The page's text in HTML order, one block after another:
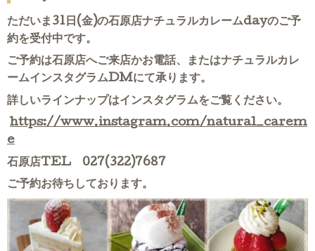
ただいま31日(金)の石原店ナチュラルカレームdayのご予
約を受付中です。
ご予約は石原店へご来店かお電話、またはナチュラルカレ
ームインスタグラムDMにて承ります。
詳しいラインナップはインスタグラムをご覧ください。
https://www.instagram.com/natural_carem
e
石原店TEL 027(322)7687
ご予約お待ちしております。